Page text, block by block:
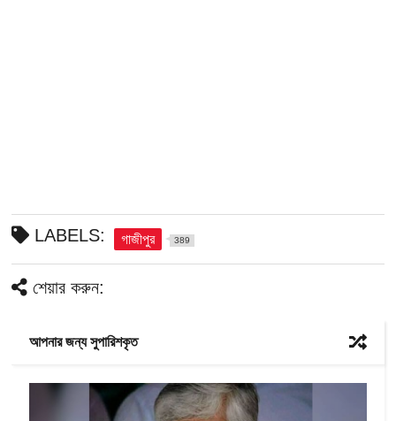
LABELS: গাজীপুর 389
শেয়ার করুন:
আপনার জন্য সুপারিশকৃত